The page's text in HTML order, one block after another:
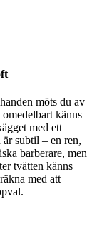
möts du av
känns
med ett
subtil – en ren,
barberare, men
tvätten känns
med att